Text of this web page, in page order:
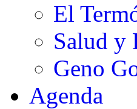
El
Salud y
Geno
Agenda